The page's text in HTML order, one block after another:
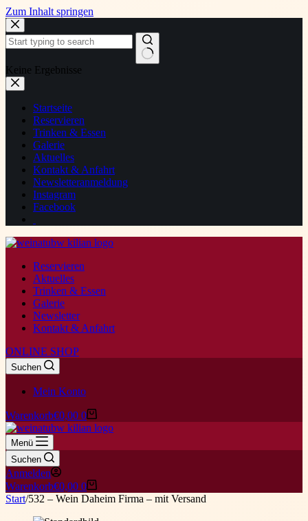
Zum Inhalt springen
Keine Ergebnisse
Startseite
Reservieren
Trinken & Essen
Galerie
Aktuelles
Kontakt & Anfahrt
Newsletteranmeldung
Instagram
Facebook
Reservieren
Aktuelles
Trinken & Essen
Galerie
Newsletter
Kontakt & Anfahrt
ONLINE SHOP
Suchen
Mein Konto
Warenkorb€0,00 0
Menü
Suchen
Anmelden
Warenkorb€0,00 0
Start/532 – Wein Daheim Firma – mit Versand